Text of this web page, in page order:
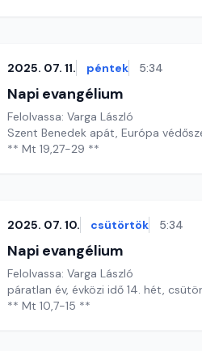
2025. 07. 11. péntek 5:34
Napi evangélium
Felolvassa: Varga László
Szent Benedek apát, Európa
** Mt 19,27-29 **
2025. 07. 10. csütörtök 5:34
Napi evangélium
Felolvassa: Varga László
páratlan év, évközi idő 14. hét,
** Mt 10,7-15 **